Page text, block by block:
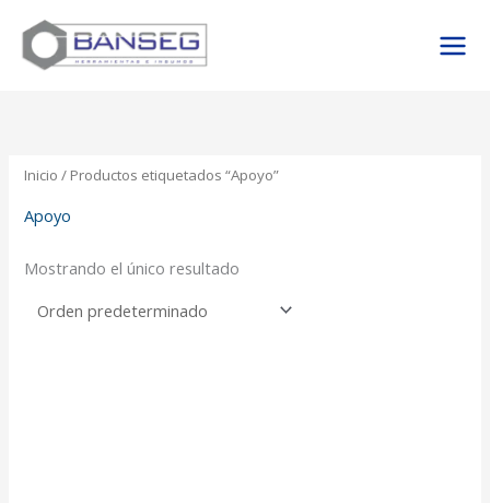
contenido
Inicio / Productos etiquetados “Apoyo”
Apoyo
Mostrando el único resultado